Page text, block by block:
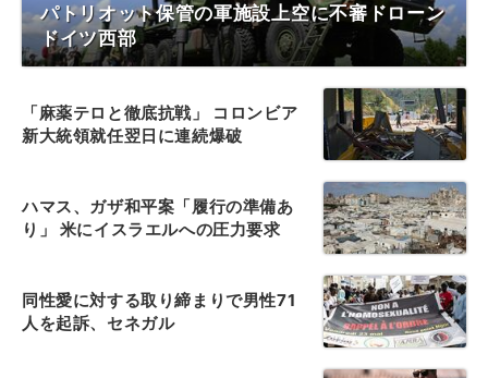
パトリオット保管の軍施設上空に不審ドローン
ドイツ西部
「麻薬テロと徹底抗戦」 コロンビア
新大統領就任翌日に連続爆破
ハマス、ガザ和平案「履行の準備あ
り」 米にイスラエルへの圧力要求
同性愛に対する取り締まりで男性71
人を起訴、セネガル